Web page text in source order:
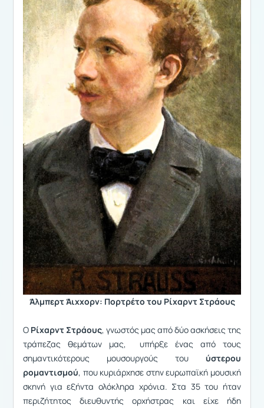
Άλμπερτ Άιχχορν: Πορτρέτο του Ρίχαρντ Στράους
Ο Ρίχαρντ Στράους, γνωστός μας από δύο ασκήσεις της
τράπεζας θεμάτων μας, υπήρξε ένας από τους
σημαντικότερους μουσουργούς του ύστερου
ρομαντισμού, που κυριάρχησε στην ευρωπαϊκή μουσική
σκηνή για εξήντα ολόκληρα χρόνια. Στα 35 του ήταν
περιζήτητος διευθυντής ορχήστρας και είχε ήδη